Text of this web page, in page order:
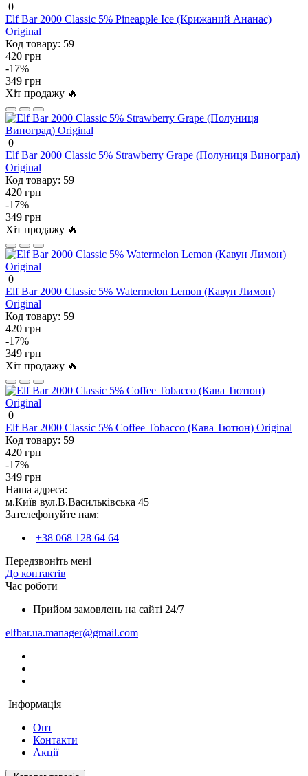
0
Elf Bar 2000 Classic 5% Pineapple Ice (Крижаний Ананас)
Original
Код товару: 59
420 грн
-17%
349 грн
Хіт продажу 🔥
0
Elf Bar 2000 Classic 5% Strawberry Grape (Полуниця Виноград)
Original
Код товару: 59
420 грн
-17%
349 грн
Хіт продажу 🔥
0
Elf Bar 2000 Classic 5% Watermelon Lemon (Кавун Лимон)
Original
Код товару: 59
420 грн
-17%
349 грн
Хіт продажу 🔥
0
Elf Bar 2000 Classic 5% Coffee Tobacco (Кава Тютюн) Original
Код товару: 59
420 грн
-17%
349 грн
Наша адреса:
м.Київ вул.В.Васильківська 45
Зателефонуйте нам:
+38 068 128 64 64
Передзвоніть мені
До контактів
Час роботи
Прийом замовлень на сайті 24/7
elfbar.ua.manager@gmail.com
Інформація
Опт
Контакти
Акції